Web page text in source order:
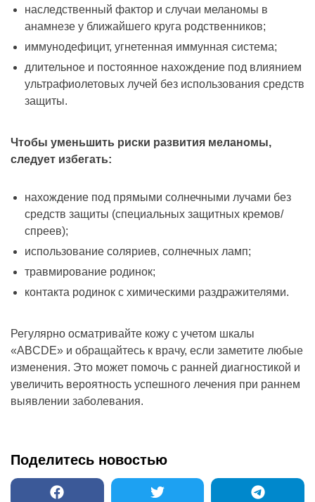
наследственный фактор и случаи меланомы в
анамнезе у ближайшего круга родственников;
иммунодефицит, угнетенная иммунная система;
длительное и постоянное нахождение под влиянием
ультрафиолетовых лучей без использования средств
защиты.
Чтобы уменьшить риски развития меланомы,
следует избегать:
нахождение под прямыми солнечными лучами без
средств защиты (специальных защитных кремов/
спреев);
использование соляриев, солнечных ламп;
травмирование родинок;
контакта родинок с химическими раздражителями.
Регулярно осматривайте кожу с учетом шкалы
«ABCDE» и обращайтесь к врачу, если заметите любые
изменения. Это может помочь с ранней диагностикой и
увеличить вероятность успешного лечения при раннем
выявлении заболевания.
Поделитесь новостью